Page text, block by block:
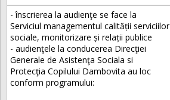
- înscrierea la audienţe se face la
Serviciul managementul calității serviciilor
sociale, monitorizare și relații publice
- audienţele la conducerea Direcţiei
Generale de Asistenţa Sociala si
Protecţia Copilului Dambovita au loc
conform programului: